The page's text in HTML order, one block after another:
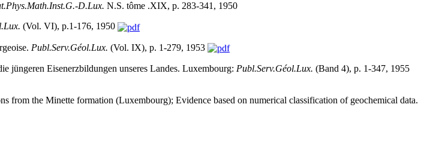
D.Lux. N.S. tôme .XIX, p. 283-341, 1950
(Vol. VI), p.1-176, 1950
Publ.Serv.Géol.Lux. (Vol. IX), p. 1-279, 1953
Eisenerzbildungen unseres Landes. Luxembourg: Publ.Serv.Géol.Lux. (Band 4), p. 1-347, 1955
the Minette formation (Luxembourg); Evidence based on numerical classification of geochemical data.